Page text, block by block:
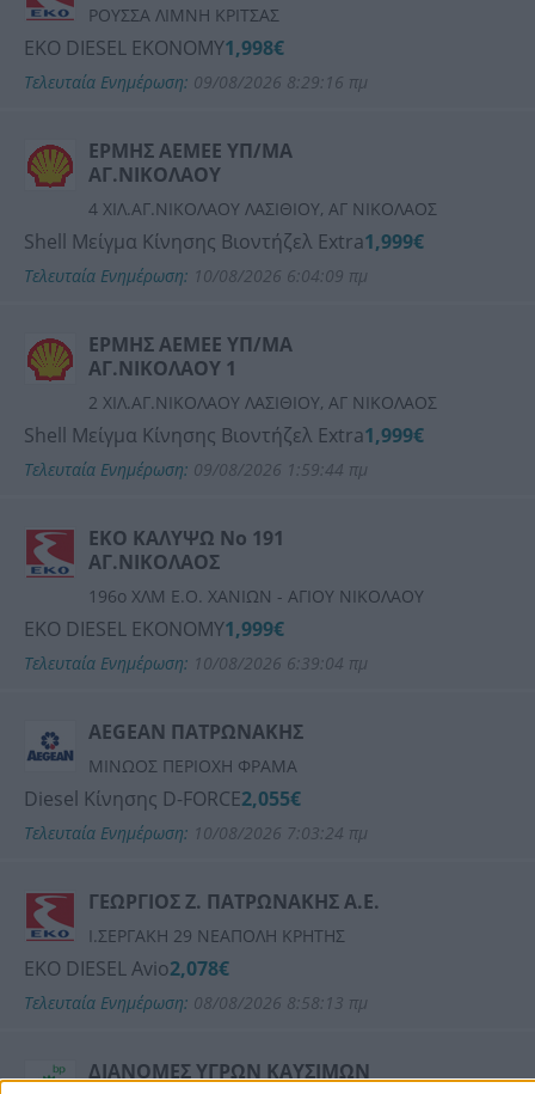
ΡΟΥΣΣΑ ΛΙΜΝΗ ΚΡΙΤΣΑΣ
EKO DIESEL EKONOMY1,998€
Τελευταία Ενημέρωση: 09/08/2026 8:29:16 πμ
ΕΡΜΗΣ ΑΕΜΕΕ ΥΠ/ΜΑ
ΑΓ.ΝΙΚΟΛΑΟΥ
4 ΧΙΛ.ΑΓ.ΝΙΚΟΛΑΟΥ ΛΑΣΙΘΙΟΥ, ΑΓ ΝΙΚΟΛΑΟΣ
Shell Μείγμα Κίνησης Βιοντήζελ Extra1,999€
Τελευταία Ενημέρωση: 10/08/2026 6:04:09 πμ
ΕΡΜΗΣ ΑΕΜΕΕ ΥΠ/ΜΑ
ΑΓ.ΝΙΚΟΛΑΟΥ 1
2 ΧΙΛ.ΑΓ.ΝΙΚΟΛΑΟΥ ΛΑΣΙΘΙΟΥ, ΑΓ ΝΙΚΟΛΑΟΣ
Shell Μείγμα Κίνησης Βιοντήζελ Extra1,999€
Τελευταία Ενημέρωση: 09/08/2026 1:59:44 πμ
ΕΚΟ ΚΑΛΥΨΩ Νο 191
ΑΓ.ΝΙΚΟΛΑΟΣ
196ο ΧΛΜ Ε.Ο. ΧΑΝΙΩΝ - ΑΓΙΟΥ ΝΙΚΟΛΑΟΥ
EKO DIESEL EKONOMY1,999€
Τελευταία Ενημέρωση: 10/08/2026 6:39:04 πμ
AEGEAN ΠΑΤΡΩΝΑΚΗΣ
ΜΙΝΩΟΣ ΠΕΡΙΟΧΗ ΦΡΑΜΑ
Diesel Κίνησης D-FORCE2,055€
Τελευταία Ενημέρωση: 10/08/2026 7:03:24 πμ
ΓΕΩΡΓΙΟΣ Ζ. ΠΑΤΡΩΝΑΚΗΣ Α.Ε.
Ι.ΣΕΡΓΑΚΗ 29 ΝΕΑΠΟΛΗ ΚΡΗΤΗΣ
EKO DIESEL Avio2,078€
Τελευταία Ενημέρωση: 08/08/2026 8:58:13 πμ
ΔΙΑΝΟΜΕΣ ΥΓΡΩΝ ΚΑΥΣΙΜΩΝ